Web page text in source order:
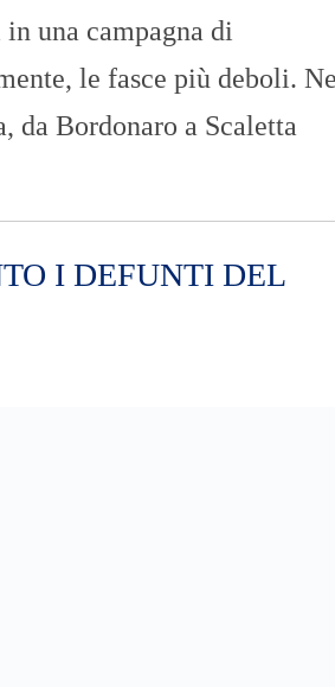
una campagna di
le fasce più deboli.
da Bordonaro a Scaletta
I DEFUNTI DEL